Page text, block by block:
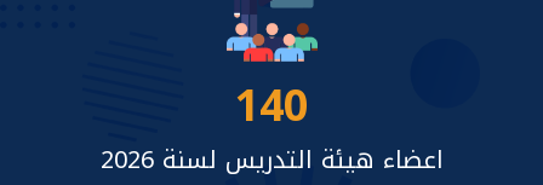
140
اعضاء هيئة التدريس لسنة 2026